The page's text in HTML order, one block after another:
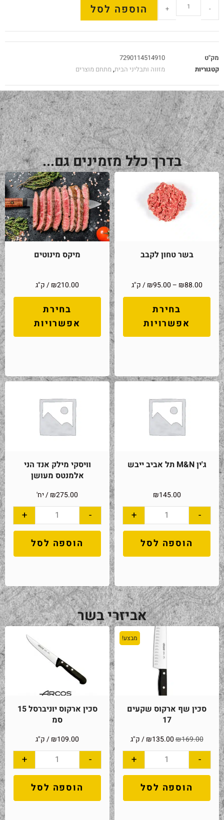
-
+ הוספה לסל
מק"ט
7290114514910
קטגוריות
מזווה ותבליני הבית,מתחם מוצרים
בדרך כלל מזמינים גם...
בשר טחון לקבב
₪88.00
–
₪95.00 / ק"ג
בחירת
אפשרויות
מיקס מינוטים
₪210.00 / ק"ג
בחירת
אפשרויות
ג'ין M&N תל אביב ייבש
₪145.00
-
+
הוספה לסל
וויסקי מילק אנד הני
אלמנטס מעושן
₪275.00 / יח'
-
+
הוספה לסל
אביזרי בשר
מבצע!
סכין שף ארקוס שקעים
17
₪169.00
₪135.00 / ק"ג
-
+
הוספה לסל
סכין ארקוס יוניברסל 15
סמ
₪109.00 / ק"ג
-
+
הוספה לסל